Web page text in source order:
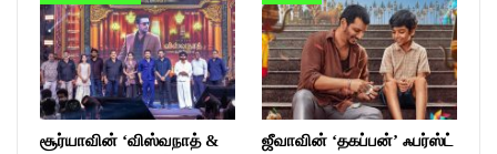
சூர்யாவின் ‘விஸ்வநாத் &
ஜீவாவின் ‘தகப்பன்’ ஃபர்ஸ்ட்